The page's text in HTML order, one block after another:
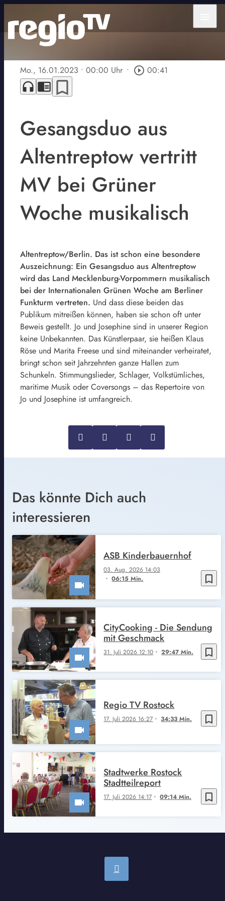
Mo., 16.01.2023 • 00:00 Uhr • play_circle_outline 00:41
headphones chrome_reader_mode bookmark_border
Gesangsduo aus
Altentreptow vertritt
MV bei Grüner
Woche musikalisch
Altentreptow/Berlin. Das ist schon eine besondere
Auszeichnung: Ein Gesangsduo aus Altentreptow
wird das Land Mecklenburg-Vorpommern musikalisch
bei der Internationalen Grünen Woche am Berliner
Funkturm vertreten. Und dass diese beiden das
Publikum mitreißen können, haben sie schon oft unter
Beweis gestellt. Jo und Josephine sind in unserer Region
keine Unbekannten. Das Künstlerpaar, sie heißen Klaus
Röse und Marita Freese und sind miteinander verheiratet,
bringt schon seit Jahrzehnten ganze Hallen zum
Schunkeln. Stimmungslieder, Schlager, Volkstümliches,
maritime Musik oder Coversongs – das Repertoire von
Jo und Josephine ist umfangreich.
Das könnte Dich auch
interessieren
bookmark_border
03. Aug. 2026 14:03
06:15 Min.
ASB Kinderbauernhof
bookmark_border
31. Juli 2026 12:10 29:47 Min.
CityCooking - Die Sendung
mit Geschmack
bookmark_border
17. Juli 2026 16:27 34:33 Min.
Regio TV Rostock
bookmark_border
17. Juli 2026 14:17 09:14 Min.
Stadtwerke Rostock
Stadtteilreport